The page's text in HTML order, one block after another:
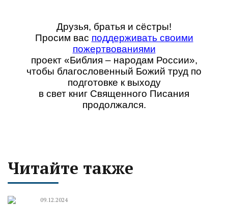
Друзья, братья и сёстры!
Просим вас поддерживать своими
пожертвованиями
проект «Библия – народам России»,
чтобы благословенный Божий труд по
подготовке к выходу
в свет книг Священного Писания
продолжался.
Читайте также
09.12.2024